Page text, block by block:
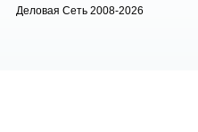
Деловая Сеть 2008-2026